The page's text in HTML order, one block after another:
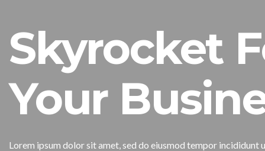
Skyrocket
Your
Lorem ipsum dolor sit amet, sed do eiusmod tempor incididunt